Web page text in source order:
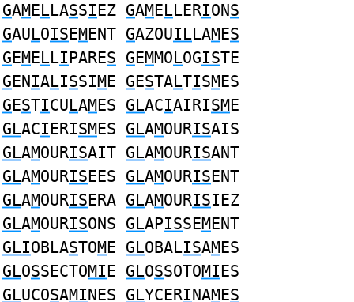
GAMELLASSIEZ GAMELLERIONS
GAULOISEMENT GAZOUILLAMES
GEMELLIPARES GEMMOLOGISTE
GENIALISSIME GESTALTISMES
GESTICULAMES GLACIAIRISME
GLACIERISMES GLAMOURISAIS
GLAMOURISAIT GLAMOURISANT
GLAMOURISEES GLAMOURISENT
GLAMOURISERA GLAMOURISIEZ
GLAMOURISONS GLAPISSEMENT
GLIOBLASTOME GLOBALISAMES
GLOSSECTOMIE GLOSSOTOMIES
GLUCOSAMINES GLYCERINAMES